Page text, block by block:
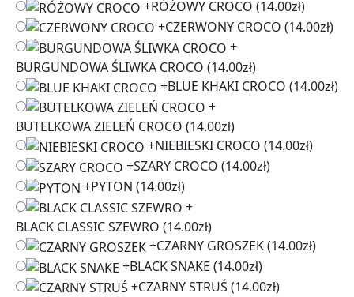
+RÓŻOWY CROCO (14.00zł)
+CZERWONY CROCO (14.00zł)
+
BURGUNDOWA ŚLIWKA CROCO (14.00zł)
+BLUE KHAKI CROCO (14.00zł)
+
BUTELKOWA ZIELEŃ CROCO (14.00zł)
+NIEBIESKI CROCO (14.00zł)
+SZARY CROCO (14.00zł)
+PYTON (14.00zł)
+
BLACK CLASSIC SZEWRO (14.00zł)
+CZARNY GROSZEK(14.00zł)
+BLACK SNAKE (14.00zł)
+CZARNY STRUŚ (14.00zł)